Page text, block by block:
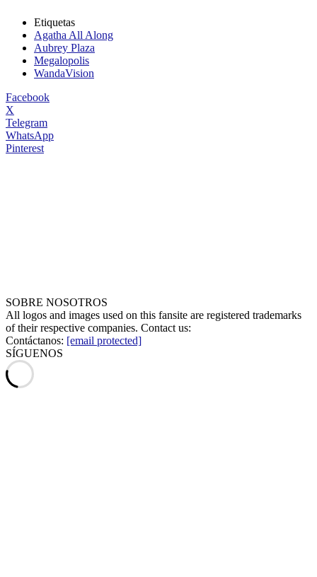
Etiquetas
Agatha All Along
Aubrey Plaza
Megalopolis
WandaVision
Facebook
X
Telegram
WhatsApp
Pinterest
SOBRE NOSOTROS
All logos and images used on this fansite are registered trademarks
of their respective companies. Contact us:
Contáctanos: [email protected]
SÍGUENOS